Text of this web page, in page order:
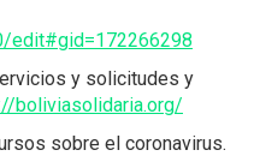
edit#gid=172266298
y solicitudes y
boliviasolidaria.org/
sobre el coronavirus.